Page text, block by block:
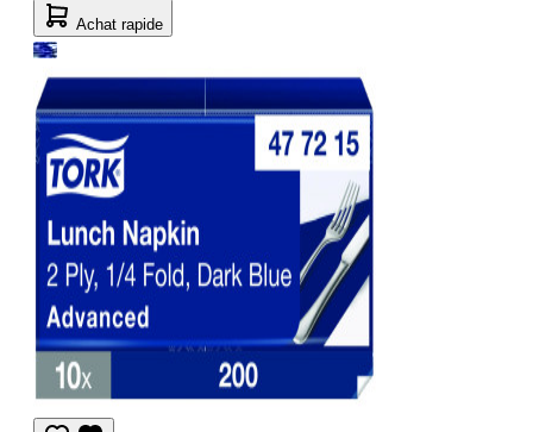
Achat rapide